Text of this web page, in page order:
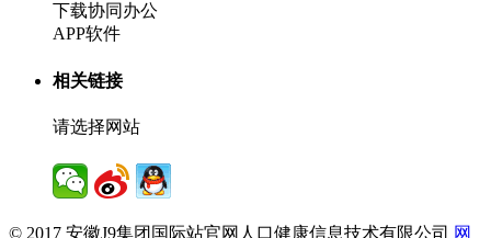
下载协同办公
APP软件
相关链接
请选择网站
© 2017 安徽J9集团国际站官网人口健康信息技术有限公司 网